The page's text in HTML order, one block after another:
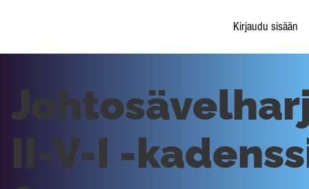
Kirjaudu sisään
II-V-I -